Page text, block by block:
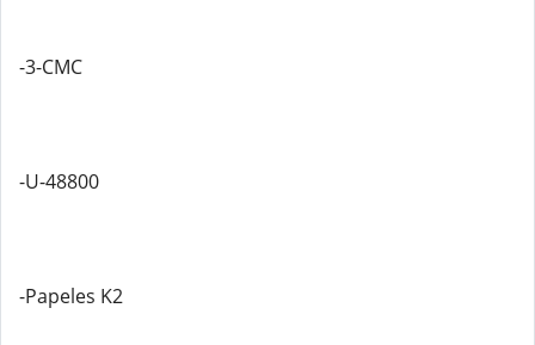
-3-CMC
-U-48800
-Papeles K2